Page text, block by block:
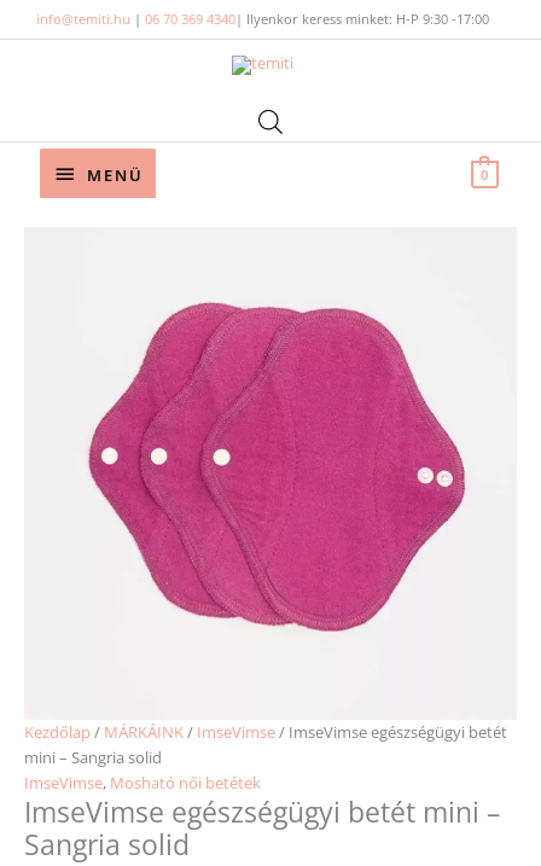
to
info@temiti.hu | 06 70 369 4340| Ilyenkor keress minket: H-P 9:30 -17:00
Below
MENÜ 0
Kezdőlap / MÁRKÁINK/ ImseVimse/ ImseVimse egészségügyi betét
mini – Sangria solid
ImseVimse, Mosható női betétek
ImseVimse egészségügyi betét mini –
Sangria solid
mennyiség